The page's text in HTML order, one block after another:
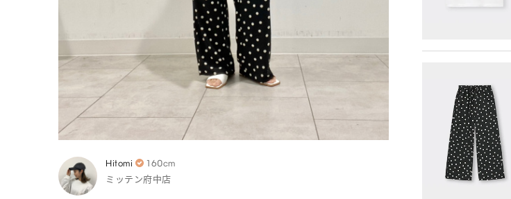
Hitomi
160cm
ミッテン府中店